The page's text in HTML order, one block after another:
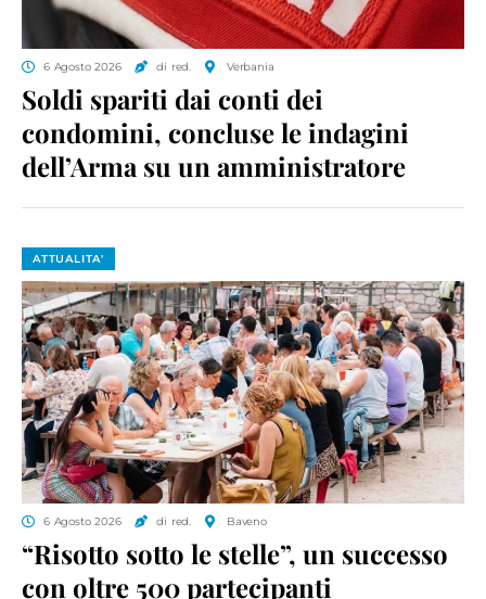
6 Agosto 2026 di red. Verbania
Soldi spariti dai conti dei
condomini, concluse le indagini
dell’Arma su un amministratore
ATTUALITA'
6 Agosto 2026 di red. Baveno
“Risotto sotto le stelle”, un successo
con oltre 500 partecipanti